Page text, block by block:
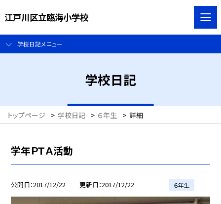
江戸川区立臨海小学校
学校日記メニュー
学校日記
トップページ > 学校日記 > ６年生 > 詳細
学年ＰＴＡ活動
公開日 2017/12/22 更新日 2017/12/22 ６年生